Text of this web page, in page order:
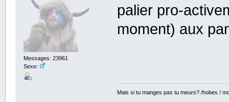
Messages: 23961
Sexe:
palier pro-
moment) aux
Mais si tu manges pas tu meurs? /hobes /